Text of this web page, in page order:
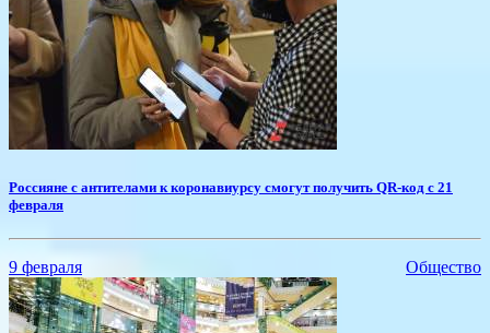
​Россияне с антителами к коронавиурсу смогут получить QR-код с 21
февраля
9 февраля Общество